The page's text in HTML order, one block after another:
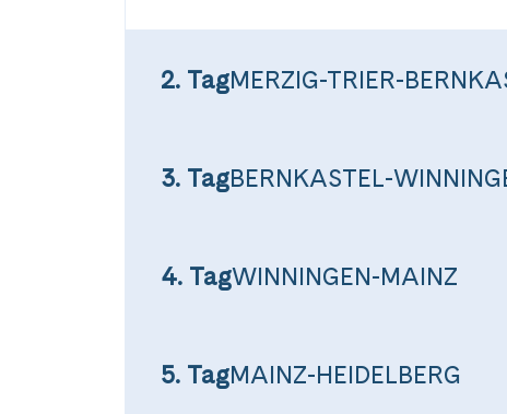
2. TagMERZIG-TRIER-
3. TagBERNKASTEL-
4. TagWINNINGEN-MAINZ
5. TagMAINZ-HEIDELBERG